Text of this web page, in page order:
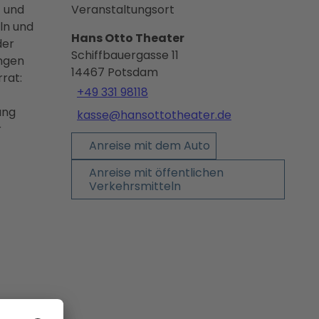
und
Veranstaltungsort
Hans Otto Theater
Schiffbauergasse 11
14467 Potsdam
+49 331 98118
kasse@hansottotheater.de
Anreise mit dem Auto
Anreise mit öffentlichen
Verkehrsmitteln